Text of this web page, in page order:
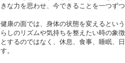
きな力を思わせ、今できることを一つず
健康の面では、身体の状態を変えるとい
らしのリズムや気持ちを整えたい時の象
とするのではなく、休息、食事、睡眠、
す。